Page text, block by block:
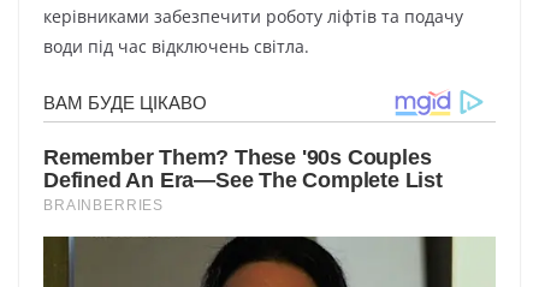
керівниками забезпечити роботу ліфтів та подачу
води під час відключень світла.